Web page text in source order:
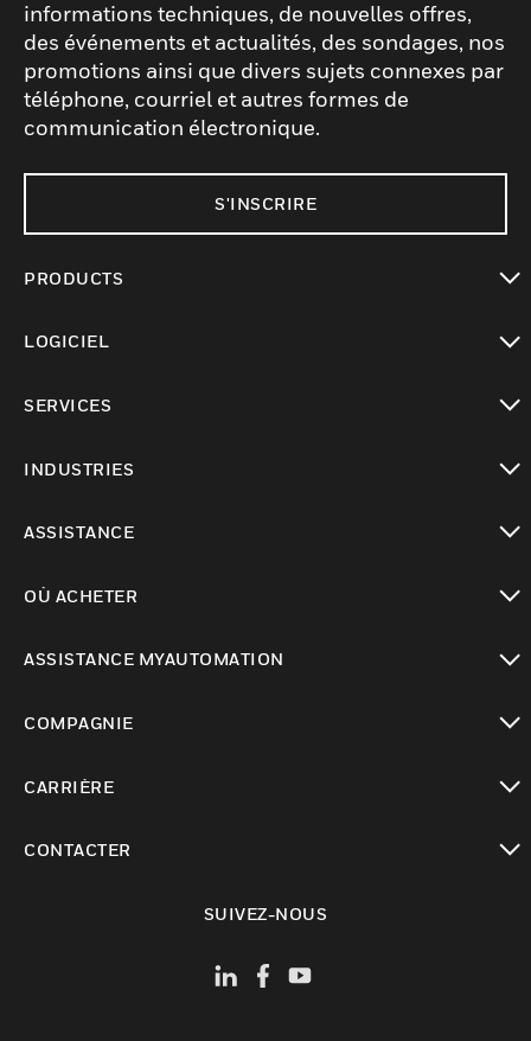
informations techniques, de nouvelles offres,
des événements et actualités, des sondages, nos
promotions ainsi que divers sujets connexes par
téléphone, courriel et autres formes de
communication électronique.
S'INSCRIRE
PRODUCTS
LOGICIEL
SERVICES
INDUSTRIES
ASSISTANCE
OÙ ACHETER
ASSISTANCE MYAUTOMATION
COMPAGNIE
CARRIÈRE
CONTACTER
SUIVEZ-NOUS